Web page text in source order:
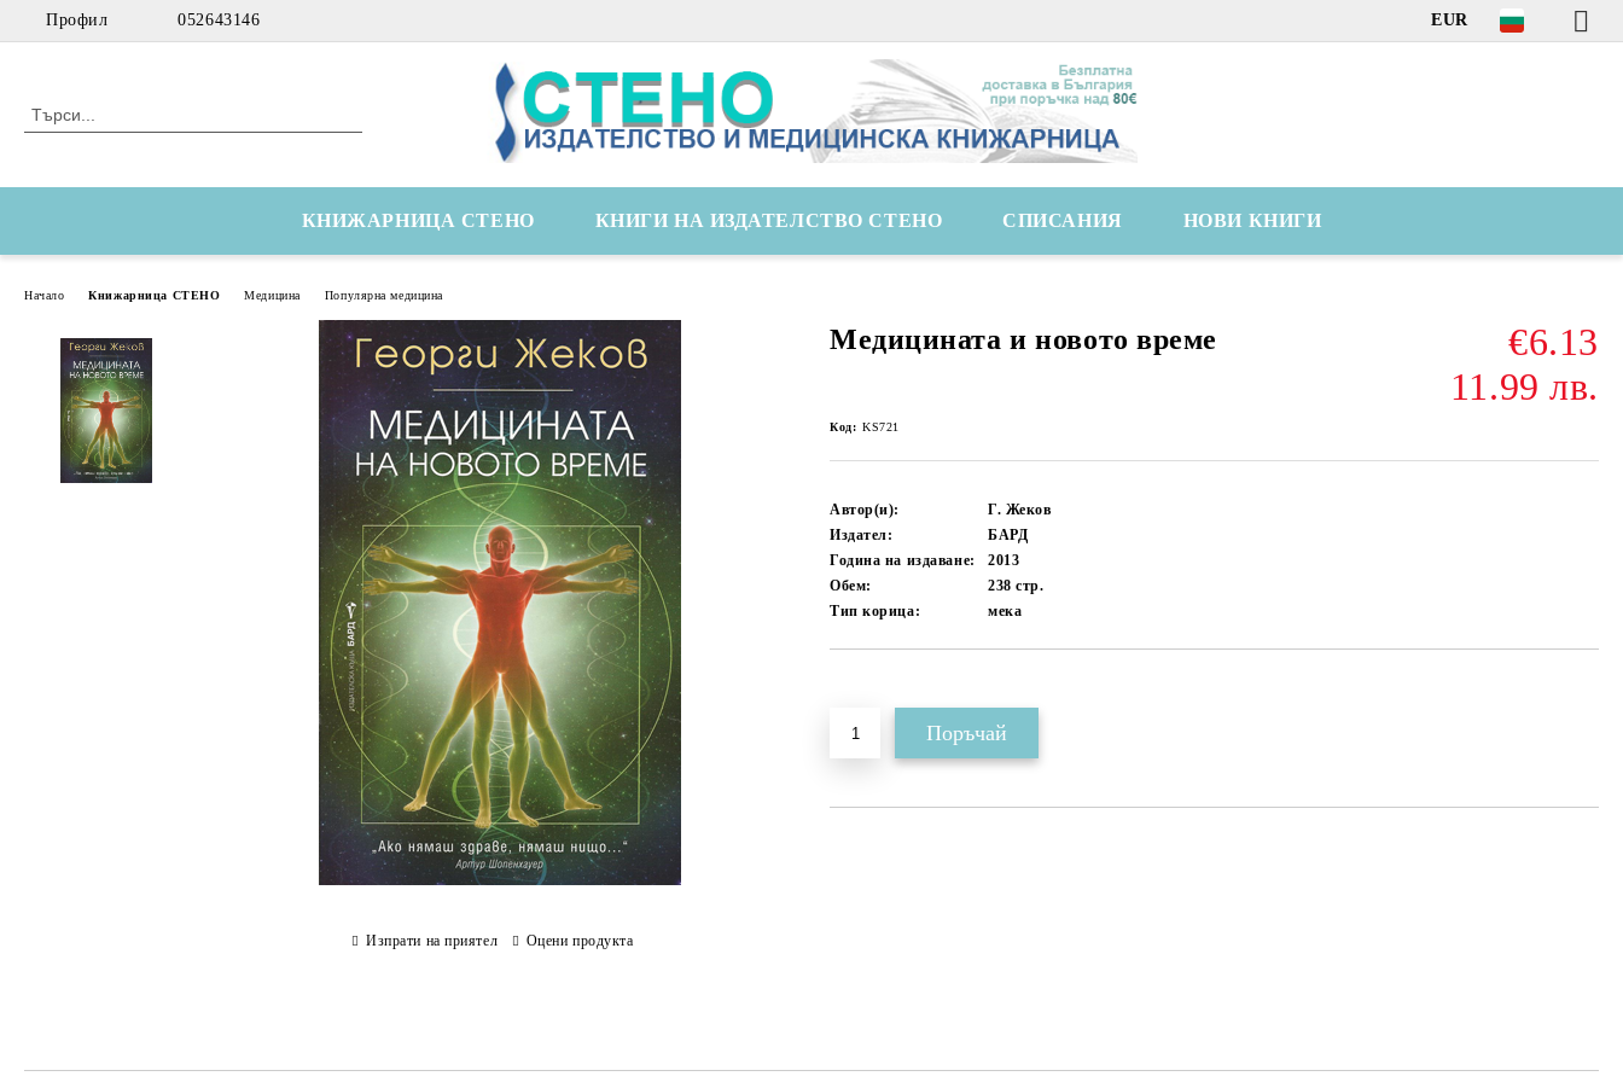
Профил 052643146 EUR
КНИЖАРНИЦА СТЕНО КНИГИ НА ИЗДАТЕЛСТВО СТЕНО СПИСАНИЯ НОВИ КНИГИ
Начало Книжарница СТЕНО Медицина Популярна медицина
Медицината и новото време
€6.13
11.99 лв.
Код: KS721
Автор(и):
Г. Жеков
Издател:
БАРД
Година на издаване:
2013
Обем:
238стр.
Тип корица:
мека
Изпрати на приятел Оцени продукта